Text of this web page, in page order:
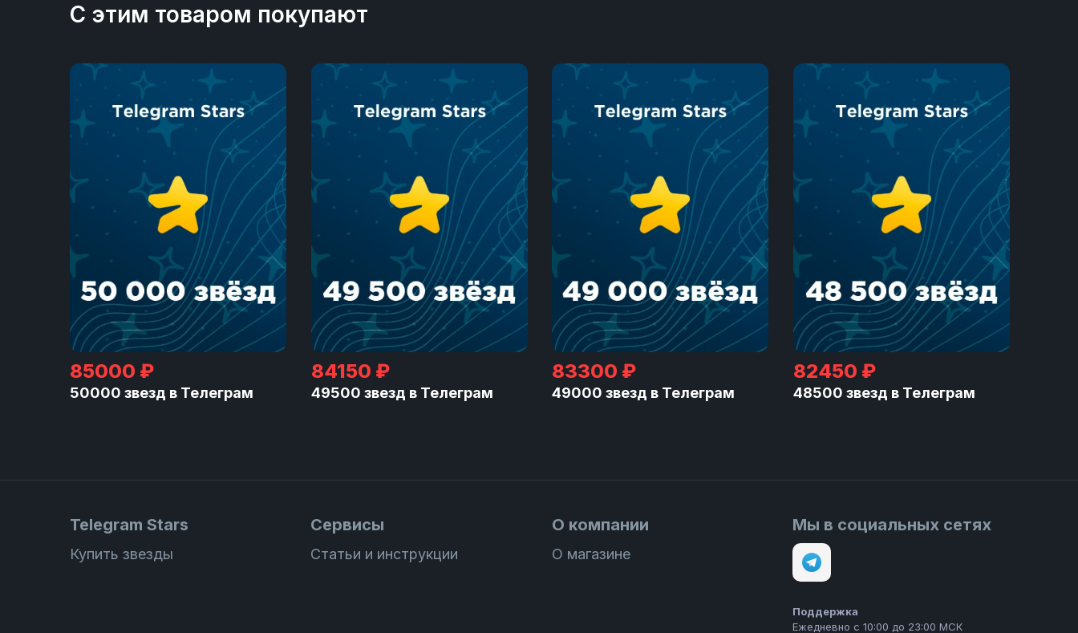
С этим товаром покупают
85000 ₽
50000 звезд в Телеграм
84150 ₽
49500 звезд в Телеграм
83300 ₽
49000 звезд в Телеграм
82450 ₽
48500 звезд в Телеграм
Telegram Stars
Купить звезды
Сервисы
Статьи и инструкции
О компании
О магазине
Мы в социальных сетях
Поддержка
Ежедневно с 10:00 до 23:00 МСК